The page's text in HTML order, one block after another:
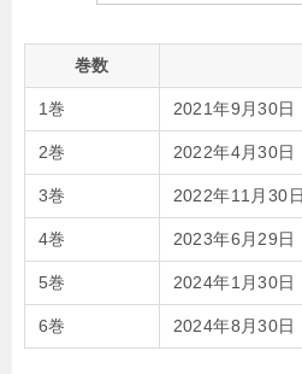
巻数
1巻 2021年9月30日
2巻 2022年4月30日
3巻 2022年11月30日
4巻 2023年6月29日
5巻 2024年1月30日
6巻 2024年8月30日